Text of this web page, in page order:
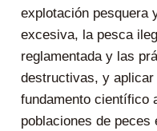
explotación pesquera
excesiva, la pesca
reglamentada y las
destructivas, y
fundamento científico
poblaciones de peces